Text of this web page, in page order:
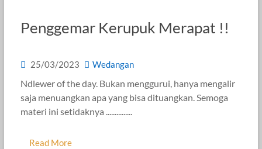
Penggemar Kerupuk Merapat !!
25/03/2023 Wedangan
Ndlewer of the day. Bukan menggurui, hanya mengalir
saja menuangkan apa yang bisa dituangkan. Semoga
materi ini setidaknya ...............
Read More